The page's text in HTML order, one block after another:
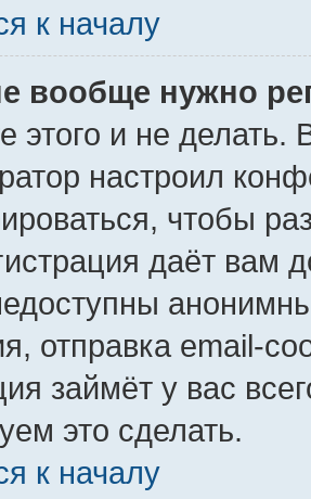
к началу
вообще нужно
этого и не делать.
настроил
чтобы
даёт вам
отправка email-
займёт у вас
это сделать.
к началу